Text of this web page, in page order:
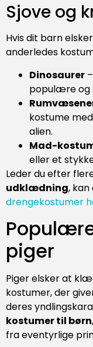
Sjove og
Hvis dit barn
anderledes
Dinosaurer
populære og
kostume
alien.
Mad-
eller et
Leder du efter
udklædning,
drengekostumer
piger
Piger elsker at
kostumer, der
deres
kostumer til børn
fra eventyrlige